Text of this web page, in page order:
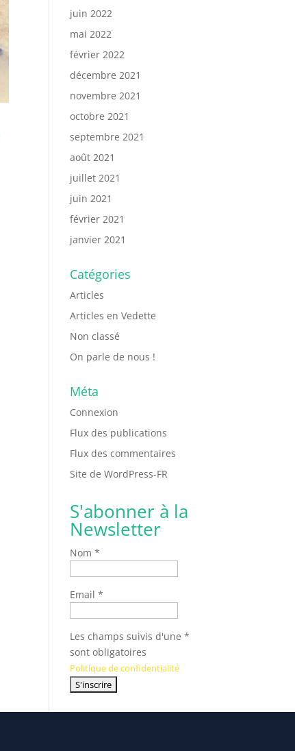
juin 2022
mai 2022
février 2022
décembre 2021
novembre 2021
octobre 2021
septembre 2021
août 2021
juillet 2021
juin 2021
février 2021
janvier 2021
Catégories
Articles
Articles en Vedette
Non classé
On parle de nous !
Méta
Connexion
Flux des publications
Flux des commentaires
Site de WordPress-FR
S'abonner à la
Newsletter
Nom *
Email *
Les champs suivis d'une *
sont obligatoires
Politique de confidentialité